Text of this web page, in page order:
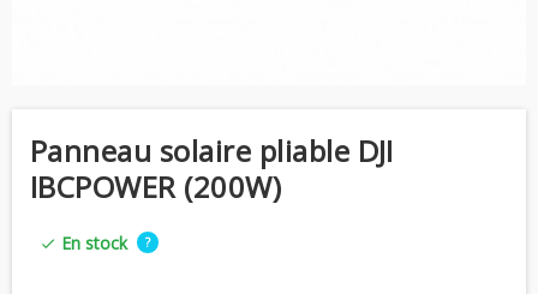
Panneau solaire pliable DJI
IBCPOWER (200W)
check En stock ?